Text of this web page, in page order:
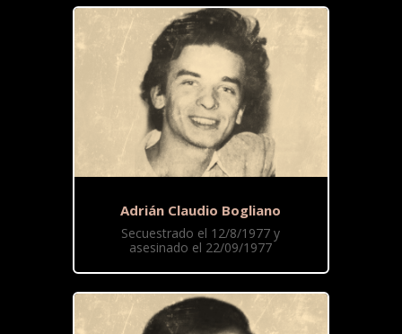
Adrián Claudio Bogliano
Secuestrado el 12/8/1977 y
asesinado el 22/09/1977